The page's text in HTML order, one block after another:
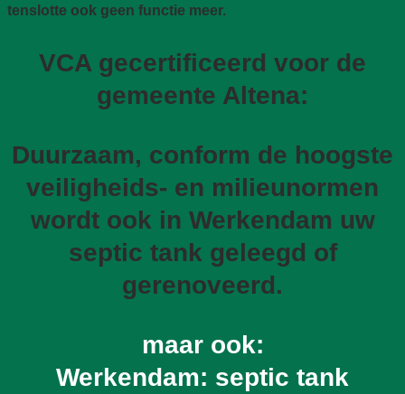
tenslotte ook geen functie meer.
VCA gecertificeerd voor de
gemeente Altena:
Duurzaam, conform de hoogste
veiligheids- en milieunormen
wordt ook in Werkendam uw
septic tank geleegd of
gerenoveerd.
maar ook:
Werkendam: septic tank